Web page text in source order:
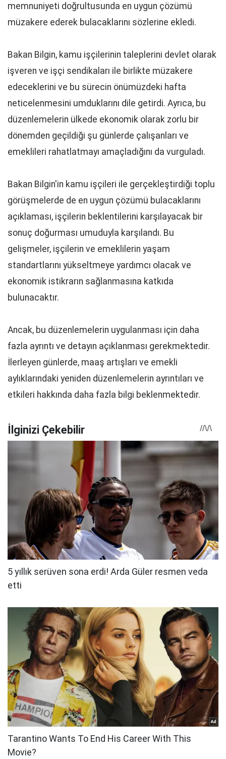
memnuniyeti doğrultusunda en uygun çözümü
müzakere ederek bulacaklarını sözlerine ekledi.
Bakan Bilgin, kamu işçilerinin taleplerini devlet olarak
işveren ve işçi sendikaları ile birlikte müzakere
edeceklerini ve bu sürecin önümüzdeki hafta
neticelenmesini umduklarını dile getirdi. Ayrıca, bu
düzenlemelerin ülkede ekonomik olarak zorlu bir
dönemden geçildiği şu günlerde çalışanları ve
emeklileri rahatlatmayı amaçladığını da vurguladı.
Bakan Bilgin'in kamu işçileri ile gerçekleştirdiği toplu
görüşmelerde de en uygun çözümü bulacaklarını
açıklaması, işçilerin beklentilerini karşılayacak bir
sonuç doğurması umuduyla karşılandı. Bu
gelişmeler, işçilerin ve emeklilerin yaşam
standartlarını yükseltmeye yardımcı olacak ve
ekonomik istikrarın sağlanmasına katkıda
bulunacaktır.
Ancak, bu düzenlemelerin uygulanması için daha
fazla ayrıntı ve detayın açıklanması gerekmektedir.
İlerleyen günlerde, maaş artışları ve emekli
aylıklarındaki yeniden düzenlemelerin ayrıntıları ve
etkileri hakkında daha fazla bilgi beklenmektedir.